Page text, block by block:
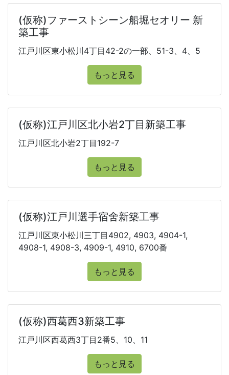
(仮称)ファーストシーン船堀セオリー 新
築工事
江戸川区東小松川4丁目42-2の一部、51-3、4、5
もっと見る
(仮称)江戸川区北小岩2丁目新築工事
江戸川区北小岩2丁目192-7
もっと見る
(仮称)江戸川選手宿舍新築工事
江戸川区東小松川三丁目4902, 4903, 4904-1,
4908-1, 4908-3, 4909-1, 4910, 6700番
もっと見る
(仮称)西葛西3新築工事
江戸川区西葛西3丁目2番5、10、11
もっと見る